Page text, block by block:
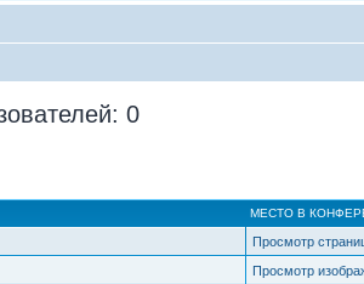
0
МЕСТО В
Просмотр
Просмотр